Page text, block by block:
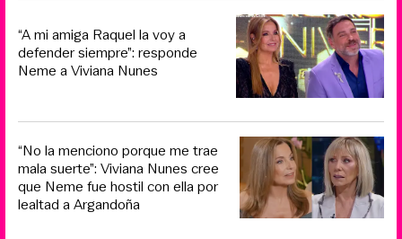
“A mi amiga Raquel la voy a
defender siempre”: responde
Neme a Viviana Nunes
“No la menciono porque me trae
mala suerte”: Viviana Nunes cree
que Neme fue hostil con ella por
lealtad a Argandoña